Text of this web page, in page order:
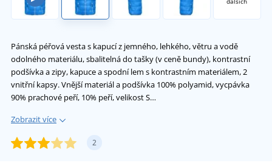
Pánská péřová vesta s kapucí z jemného, lehkého, větru a vodě
odolného materiálu, sbalitelná do tašky (v ceně bundy), kontrastní
podšívka a zipy, kapuce a spodní lem s kontrastním materiálem, 2
vnitřní kapsy. Vnější materiál a podšívka 100% polyamid, vycpávka
90% prachové peří, 10% peří, velikost S…
Zobrazit více
2